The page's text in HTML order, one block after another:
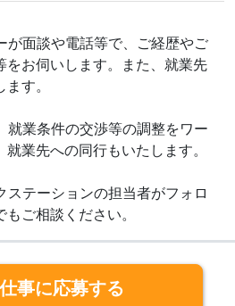
が面談や電話等で、ご経歴やご
をお伺いします。また、就業先
す。
就業条件の交渉等の調整をワー
業先への同行もいたします。
ステーションの担当者がフォロ
ご相談ください。
事に応募する